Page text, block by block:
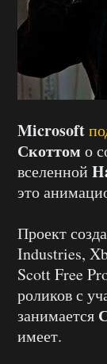
Microsoft
Скоттом о
вселенной
это
Проект
Industries,
Scott Free
роликов с
занимается
имеет.